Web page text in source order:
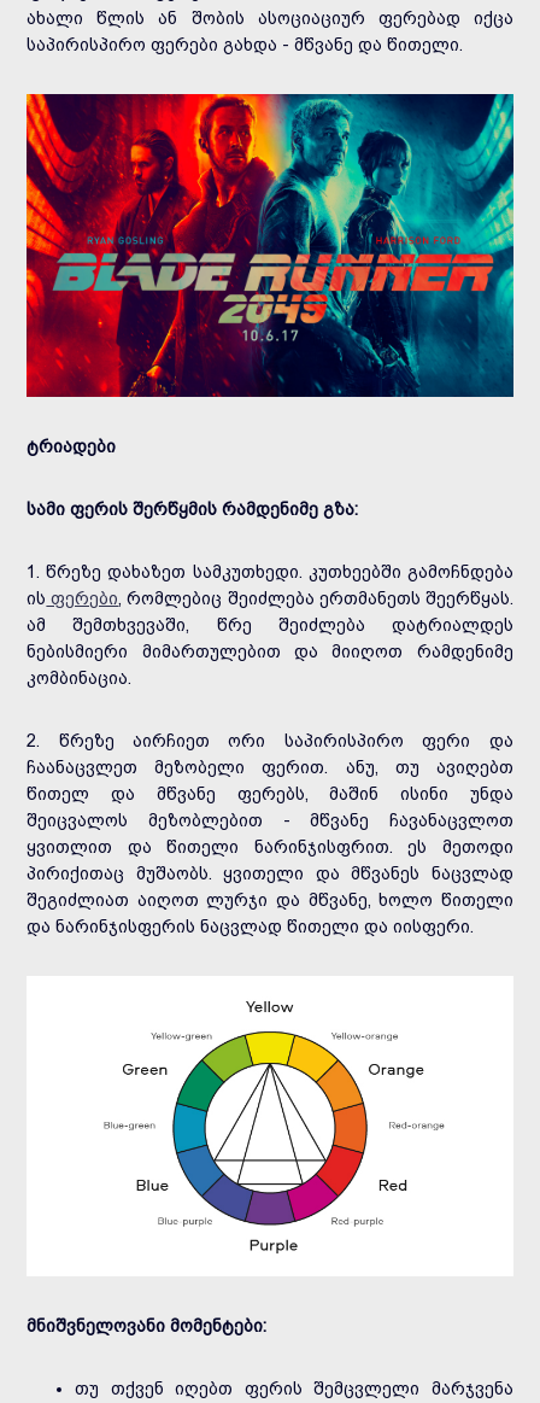
ახალი წლის ან შობის ასოციაციურ ფერებად იქცა
საპირისპირო ფერები გახდა - მწვანე და წითელი.
ტრიადები
სამი ფერის შერწყმის რამდენიმე გზა:
1. წრეზე დახაზეთ სამკუთხედი. კუთხეებში გამოჩნდება
ის ფერები , რომლებიც შეიძლება ერთმანეთს შეერწყას.
ამ შემთხვევაში, წრე შეიძლება დატრიალდეს
ნებისმიერი მიმართულებით და მიიღოთ რამდენიმე
კომბინაცია.
2. წრეზე აირჩიეთ ორი საპირისპირო ფერი და
ჩაანაცვლეთ მეზობელი ფერით. ანუ, თუ ავიღებთ
წითელ და მწვანე ფერებს, მაშინ ისინი უნდა
შეიცვალოს მეზობლებით - მწვანე ჩავანაცვლოთ
ყვითლით და წითელი ნარინჯისფრით. ეს მეთოდი
პირიქითაც მუშაობს. ყვითელი და მწვანეს ნაცვლად
შეგიძლიათ აიღოთ ლურჯი და მწვანე, ხოლო წითელი
და ნარინჯისფერის ნაცვლად წითელი და იისფერი.
მნიშვნელოვანი მომენტები:
თუ თქვენ იღებთ ფერის შემცვლელი მარჯვენა